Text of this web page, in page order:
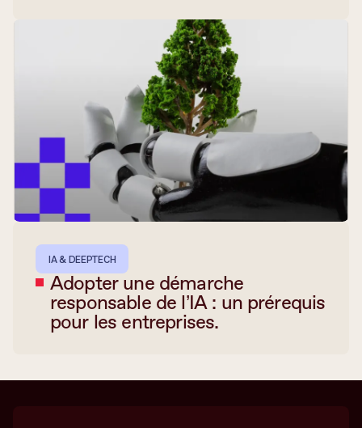
IA & DEEPTECH
Adopter une démarche
responsable de l’IA : un prérequis
pour les entreprises.